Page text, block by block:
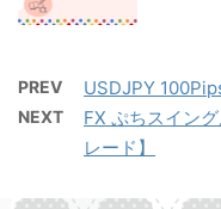
PREV USDJPY
NEXT
FX ぷちスイン
レード】